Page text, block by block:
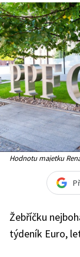
Hodnotu majetku
Žebříčku
týdeník Euro,